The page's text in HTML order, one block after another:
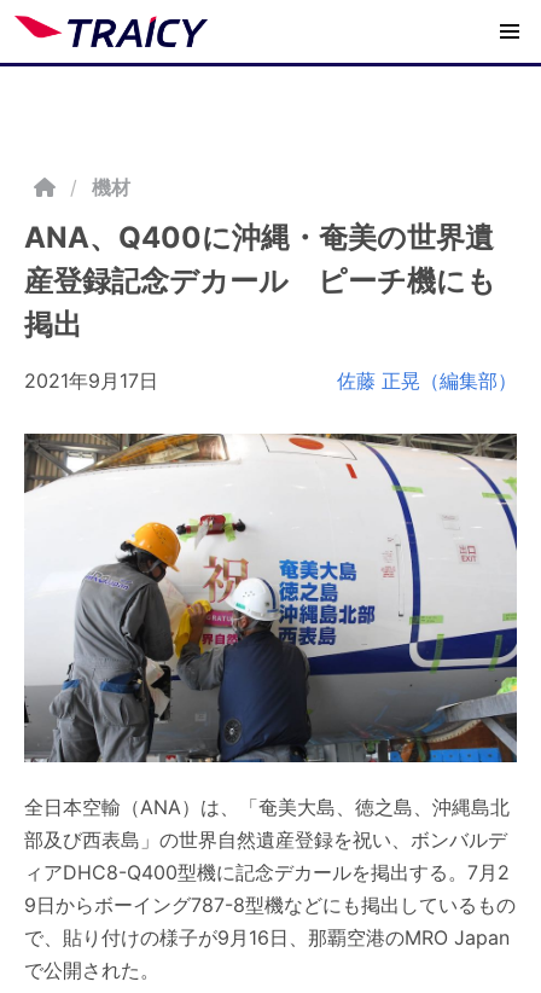
/ 機材
ANA、Q400に沖縄・奄美の世界遺
産登録記念デカール ピーチ機にも
掲出
2021年9月17日 佐藤 正晃（編集部）
全日本空輸（ANA）は、「奄美大島、徳之島、沖縄島北
部及び西表島」の世界自然遺産登録を祝い、ボンバルデ
ィアDHC8-Q400型機に記念デカールを掲出する。7月2
9日からボーイング787-8型機などにも掲出しているもの
で、貼り付けの様子が9月16日、那覇空港のMRO Japan
で公開された。